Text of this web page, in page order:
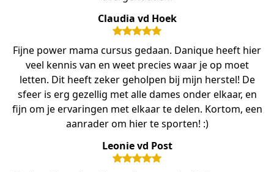
Claudia vd Hoek
Fijne power mama cursus gedaan. Danique heeft hier
veel kennis van en weet precies waar je op moet
letten. Dit heeft zeker geholpen bij mijn herstel! De
sfeer is erg gezellig met alle dames onder elkaar, en
fijn om je ervaringen met elkaar te delen. Kortom, een
aanrader om hier te sporten! :)
Leonie vd Post